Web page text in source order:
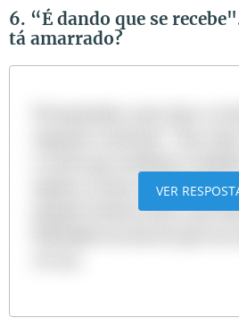
6. “É dando que se
tá amarrado?
ajudar os fracos, lembrando
próprio Senhor Jesus, que
VER